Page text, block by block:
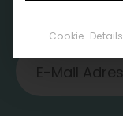
Cookie-Details